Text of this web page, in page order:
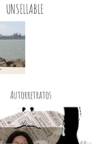
UNSELLABLE
Autorretratos